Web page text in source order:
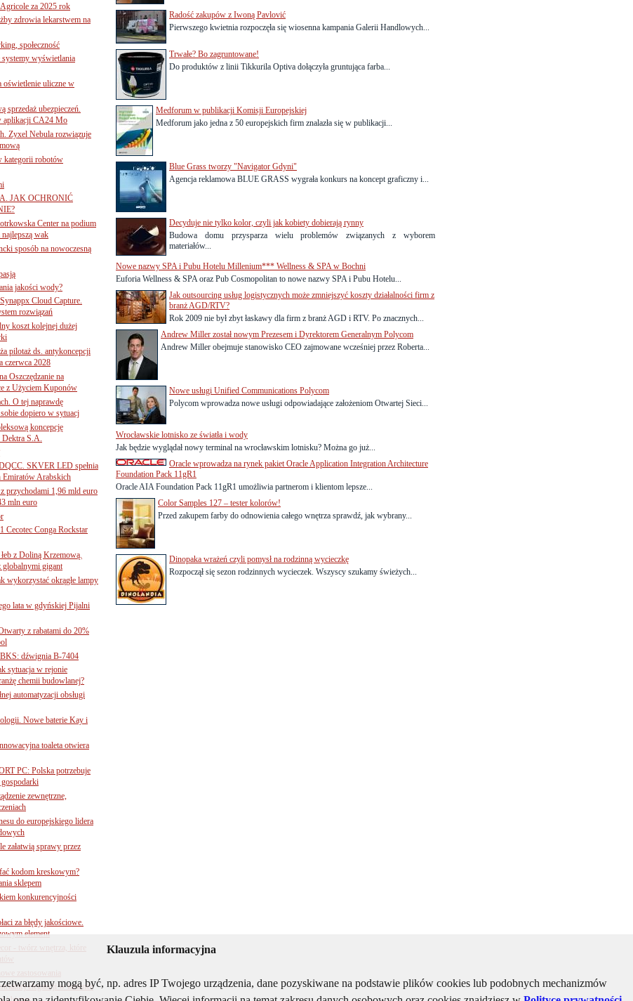
Radość zakupów z Iwoną Pavlović
Pierwszego kwietnia rozpoczęła się wiosenna kampania Galerii Handlowych...
Trwałe? Bo zagruntowane!
Do produktów z linii Tikkurila Optiva dołączyła gruntująca farba...
Medforum w publikacji Komisji Europejskiej
Medforum jako jedna z 50 europejskich firm znalazła się w publikacji...
Blue Grass tworzy "Navigator Gdyni"
Agencja reklamowa BLUE GRASS wygrała konkurs na koncept graficzny i...
Decyduje nie tylko kolor, czyli jak kobiety dobierają rynny
Budowa domu przysparza wielu problemów związanych z wyborem
materiałów...
Nowe nazwy SPA i Pubu Hotelu Millenium*** Wellness & SPA w Bochni
Euforia Wellness & SPA oraz Pub Cosmopolitan to nowe nazwy SPA i Pubu Hotelu...
Jak outsourcing usług logistycznych może zmniejszyć koszty działalności firm z
branż AGD/RTV?
Rok 2009 nie był zbyt łaskawy dla firm z branż AGD i RTV. Po znacznych...
Andrew Miller został nowym Prezesem i Dyrektorem Generalnym Polycom
Andrew Miller obejmuje stanowisko CEO zajmowane wcześniej przez Roberta...
Nowe usługi Unified Communications Polycom
Polycom wprowadza nowe usługi odpowiadające założeniom Otwartej Sieci...
Wrocławskie lotnisko ze światła i wody
Jak będzie wyglądał nowy terminal na wrocławskim lotnisku? Można go już...
Oracle wprowadza na rynek pakiet Oracle Application Integration Architecture
Foundation Pack 11gR1
Oracle AIA Foundation Pack 11gR1 umożliwia partnerom i klientom lepsze...
Color Samples 127 – tester kolorów!
Przed zakupem farby do odnowienia całego wnętrza sprawdź, jak wybrany...
Dinopaka wrażeń czyli pomysł na rodzinną wycieczkę
Rozpoczął się sezon rodzinnych wycieczek. Wszyscy szukamy świeżych...
za 2025 rok
zdrowia lekarstwem na
społeczność
wyświetlania
oświetlenie uliczne w
ubezpieczeń.
aplikacji CA24 Mo
Zyxel Nebula rozwiązuje
kategorii robotów
JAK OCHRONIĆ
Center na podium
wak
sposób na nowoczesną
jakości wody?
Cloud Capture.
rozwiązań
koszt kolejnej dużej
pilotaż ds. antykoncepcji
czerwca 2028
Oszczędzanie na
z Użyciem Kuponów
O tej naprawdę
dopiero w sytuacj
koncepcję
Dektra S.A.
SKVER LED spełnia
Arabskich
przychodami 1,96 mld euro
mln euro
Conga Rockstar
z Doliną Krzemową.
gigant
wykorzystać okrągłe lampy
lata w gdyńskiej Pijalni
z rabatami do 20%
dźwignia B-7404
sytuacja w rejonie
chemii budowlanej?
automatyzacji obsługi
Nowe baterie Kay i
toaleta otwiera
PC: Polska potrzebuje
zewnętrzne,
do europejskiego lidera
załatwią sprawy przez
kodom kreskowym?
sklepem
konkurencyjności
za błędy jakościowe.
element
- twórz wnętrza, które
elegancji w łazience
Klauzula informacyjna
mogą być, np. adres IP Twojego urządzenia, dane pozyskiwane na podstawie plików cookies lub podobnych mechanizmów